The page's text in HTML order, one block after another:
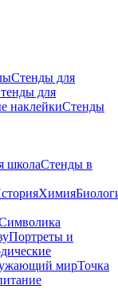
Стенды для
для
наклейкиСтенды
школаСтенды в
Химия
Портреты и
мирТочка